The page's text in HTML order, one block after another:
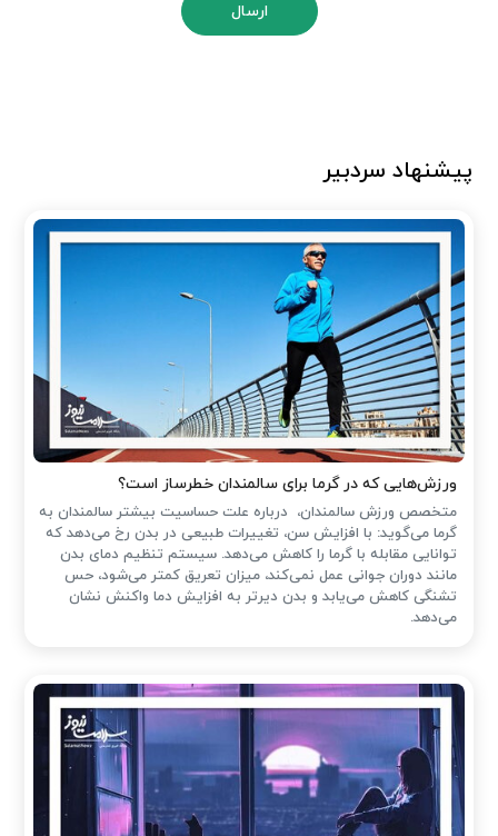
ارسال
پیشنهاد سردبیر
ورزش‌هایی که در گرما برای سالمندان خطرساز است؟
متخصص ورزش سالمندان، درباره علت حساسیت بیشتر سالمندان به
گرما می‌گوید: با افزایش سن، تغییرات طبیعی در بدن رخ می‌دهد که
توانایی مقابله با گرما را کاهش می‌دهد. سیستم تنظیم دمای بدن
مانند دوران جوانی عمل نمی‌کند، میزان تعریق کمتر می‌شود، حس
تشنگی کاهش می‌یابد و بدن دیرتر به افزایش دما واکنش نشان
می‌دهد.